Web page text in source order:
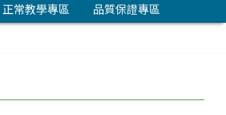
正常教學專區
品質保證專區